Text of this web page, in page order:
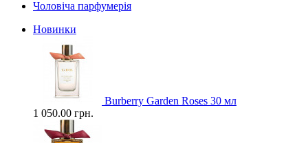
Чоловіча парфумерія
Новинки
Burberry Garden Roses 30 мл
1 050.00 грн.